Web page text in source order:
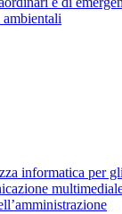
informatica per